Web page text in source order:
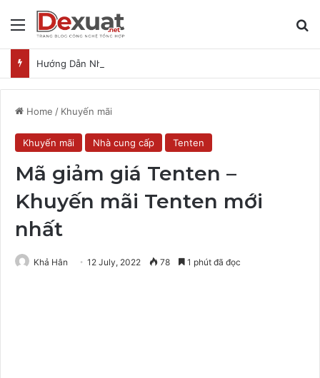
Menu
Hướng Dẫn Nhận Proton VPN Unlimited 3 Tháng Miễn Phí
Home / Khuyến mãi
Khuyến mãi Nhà cung cấp Tenten
Mã giảm giá Tenten –
Khuyến mãi Tenten mới
nhất
Khả Hân 12 July, 2022 78 1 phút đã đọc